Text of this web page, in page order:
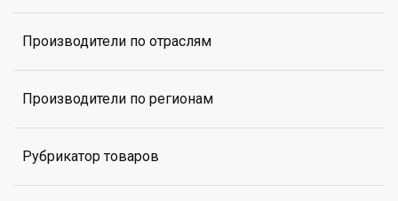
Производители по отраслям
Производители по регионам
Рубрикатор товаров